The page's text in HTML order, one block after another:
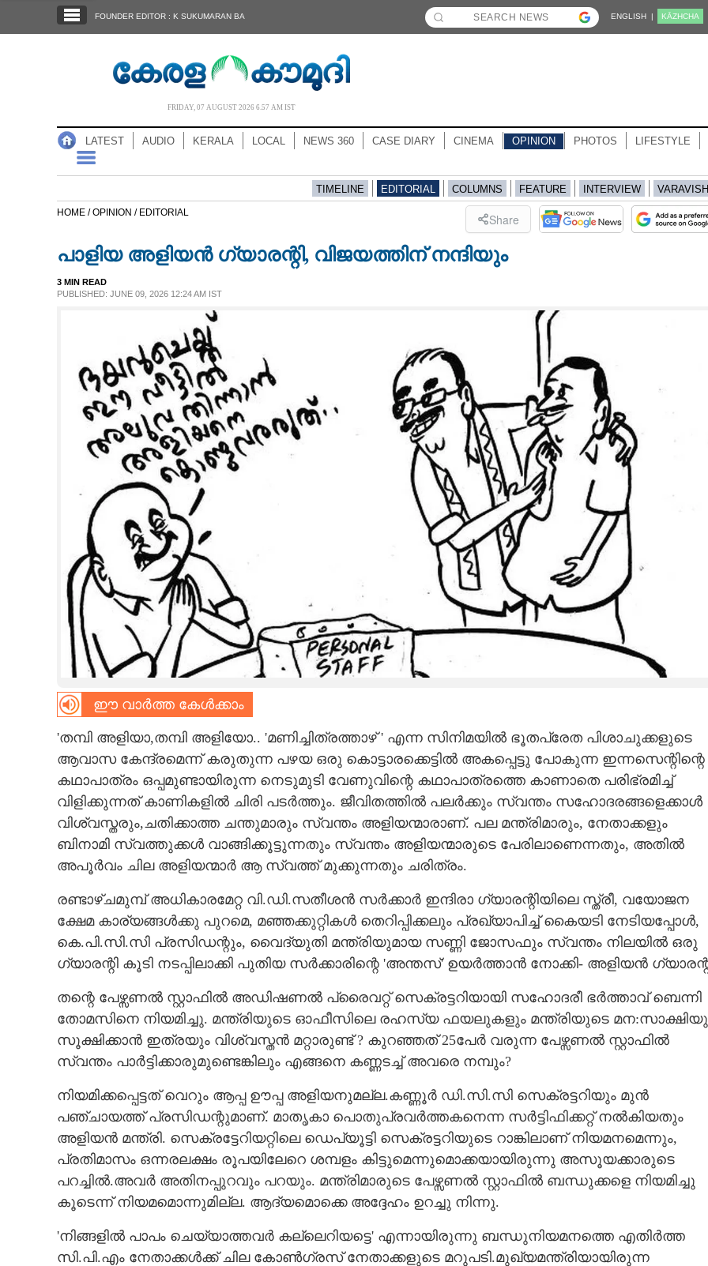
NOTIFIED NEWS
CARTOONS
LITERATURE
CONTACT US
FOUNDER EDITOR : K SUKUMARAN BA ENGLISH | KĀZHCHA
FRIDAY, 07 AUGUST 2026 6.57 AM IST
LATEST AUDIO KERALA LOCAL NEWS 360 CASE DIARY CINEMA OPINION PHOTOS LIFESTYLE
TIMELINE EDITORIAL COLUMNS FEATURE INTERVIEW
HOME /OPINION / EDITORIAL Share
പാളിയ അളിയൻ ഗ്യാരന്റി,​ വിജയത്തിന് നന്ദിയും
3 MIN READ
PUBLISHED: JUNE 09, 2026 12:24 AM IST
ഈ വാർത്ത കേൾക്കാം
'തമ്പി അളിയാ,തമ്പി അളിയോ.. 'മണിച്ചിത്രത്താഴ് ' എന്ന സിനിമയിൽ ഭൂതപ്രേത പിശാചുക്കളുടെ
ആവാസ കേന്ദ്രമെന്ന് കരുതുന്ന പഴയ ഒരു കൊട്ടാരക്കെട്ടിൽ അകപ്പെട്ടു പോകുന്ന ഇന്നസെന്റിന്റെ
കഥാപാത്രം ഒപ്പമുണ്ടായിരുന്ന നെടുമുടി വേണുവിന്റെ കഥാപാത്രത്തെ കാണാതെ പരിഭ്രമിച്ച്
വിളിക്കുന്നത് കാണികളിൽ ചിരി പടർത്തും. ജീവിതത്തിൽ പലർക്കും സ്വന്തം സഹോദരങ്ങളെക്കാൾ
വിശ്വസ്തരും,ചതിക്കാത്ത ചന്തുമാരും സ്വന്തം അളിയന്മാരാണ്. പല മന്ത്രിമാരും,​ നേതാക്കളും
ബിനാമി സ്വത്തുക്കൾ വാങ്ങിക്കൂട്ടുന്നതും സ്വന്തം അളിയന്മാരുടെ പേരിലാണെന്നതും, അതിൽ
അപൂർവം ചില അളിയന്മാർ ആ സ്വത്ത് മുക്കുന്നതും ചരിത്രം.
രണ്ടാഴ്ചമുമ്പ് അധികാരമേറ്റ വി.ഡി.സതീശൻ സർക്കാർ ഇന്ദിരാ ഗ്യാരന്റിയിലെ സ്ത്രീ,​ വയോജന
ക്ഷേമ കാര്യങ്ങൾക്കു പുറമെ, മഞ്ഞക്കുറ്റികൾ തെറിപ്പിക്കലും പ്രഖ്യാപിച്ച് കൈയടി നേടിയപ്പോൾ,
കെ.പി.സി.സി പ്രസിഡന്റും, വൈദ്യുതി മന്ത്രിയുമായ സണ്ണി ജോസഫും സ്വന്തം നിലയിൽ ഒരു
ഗ്യാരന്റി കൂടി നടപ്പിലാക്കി പുതിയ സർക്കാരിന്റെ 'അന്തസ്' ഉയർത്താൻ നോക്കി- അളിയൻ
തന്റെ പേഴ്സണൽ സ്റ്റാഫിൽ അഡിഷണൽ പ്രൈവറ്റ് സെക്രട്ടറിയായി സഹോദരീ ഭർത്താവ് ബെന്നി
തോമസിനെ നിയമിച്ചു. മന്ത്രിയുടെ ഓഫീസിലെ രഹസ്യ ഫയലുകളും മന്ത്രിയുടെ
സൂക്ഷിക്കാൻ ഇത്രയും വിശ്വസ്തൻ മറ്റാരുണ്ട് ? കുറഞ്ഞത് 25പേർ വരുന്ന പേഴ്സണൽ സ്റ്റാഫിൽ
സ്വന്തം പാർട്ടിക്കാരുമുണ്ടെങ്കിലും എങ്ങനെ കണ്ണടച്ച് അവരെ നമ്പും?
നിയമിക്കപ്പെട്ടത് വെറും ആപ്പ ഊപ്പ അളിയനുമല്ല.കണ്ണൂർ ഡി.സി.സി സെക്രട്ടറിയും മുൻ
പഞ്ചായത്ത് പ്രസിഡന്റുമാണ്. മാതൃകാ പൊതുപ്രവർത്തകനെന്ന സർട്ടിഫിക്കറ്റ് നൽകിയതും
അളിയൻ മന്ത്രി. സെക്രട്ടേറിയറ്റിലെ ഡെപ്യൂട്ടി സെക്രട്ടറിയുടെ റാങ്കിലാണ് നിയമനമെന്നും,
പ്രതിമാസം ഒന്നരലക്ഷം രൂപയിലേറെ ശമ്പളം കിട്ടുമെന്നുമൊക്കയായിരുന്നു അസൂയക്കാരുടെ
പറച്ചിൽ.അവർ അതിനപ്പുറവും പറയും. മന്ത്രിമാരുടെ പേഴ്സണൽ സ്റ്റാഫിൽ ബന്ധുക്കളെ നിയമിച്ചു
കൂടെന്ന് നിയമമൊന്നുമില്ല. ആദ്യമൊക്കെ അദ്ദേഹം ഉറച്ചു നിന്നു.
'നിങ്ങളിൽ പാപം ചെയ്യാത്തവർ കല്ലെറിയട്ടെ' എന്നായിരുന്നു ബന്ധുനിയമനത്തെ എതിർത്ത
സി.പി.എം നേതാക്കൾക്ക് ചില കോൺഗ്രസ് നേതാക്കളുടെ മറുപടി.മുഖ്യമന്ത്രിയായിരുന്ന